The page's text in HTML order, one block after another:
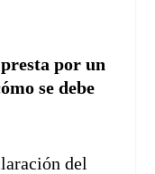
por un
se debe
del